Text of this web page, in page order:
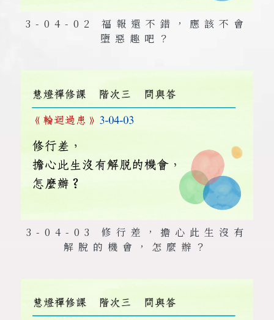
3-04-02 福報還不錯，應該不會
墮惡趣吧？
3-04-03 修行差，擔心此生沒有
解脫的機會，怎麼辦？